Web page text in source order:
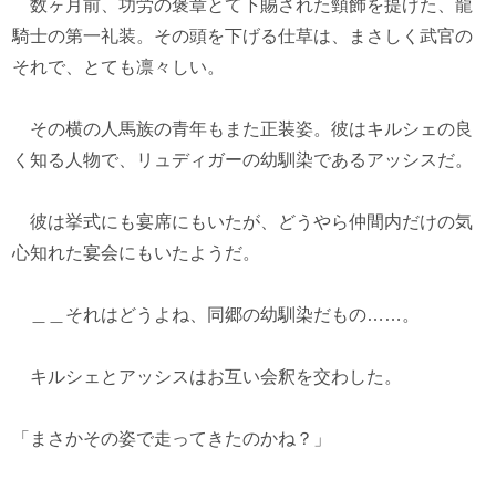
数ヶ月前、功労の褒章とて下賜された頸飾を提げた、龍
騎士の第一礼装。その頭を下げる仕草は、まさしく武官の
それで、とても凛々しい。
その横の人馬族の青年もまた正装姿。彼はキルシェの良
く知る人物で、リュディガーの幼馴染であるアッシスだ。
彼は挙式にも宴席にもいたが、どうやら仲間内だけの気
心知れた宴会にもいたようだ。
＿＿それはどうよね、同郷の幼馴染だもの……。
キルシェとアッシスはお互い会釈を交わした。
「まさかその姿で走ってきたのかね？」